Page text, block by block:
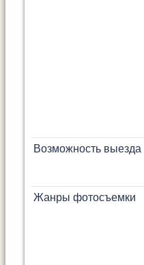
Возможность выезда
Жанры фотосъемки